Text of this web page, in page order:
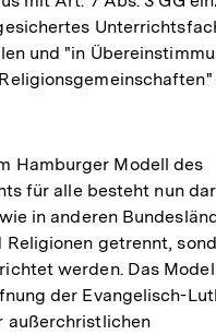
und "in
Hamburger Modell des
für alle besteht nun
in anderen
Religionen getrennt,
werden. Das
der Evangelisch-
außerchristlichen